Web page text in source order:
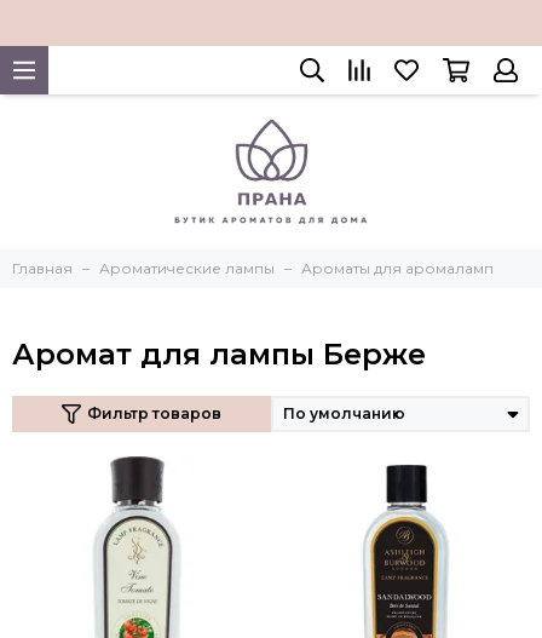
Главная Ароматические лампы Ароматы для аромаламп
Аромат для лампы Берже
Фильтр товаров